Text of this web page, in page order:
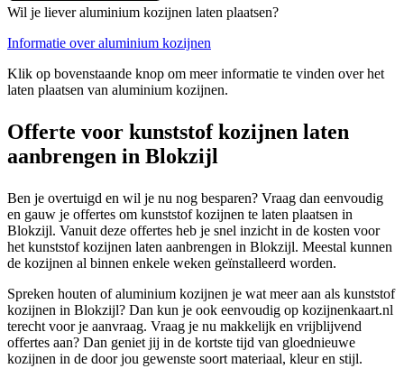
Wil je liever aluminium kozijnen laten plaatsen?
Informatie over aluminium kozijnen
Klik op bovenstaande knop om meer informatie te vinden over het
laten plaatsen van aluminium kozijnen.
Offerte voor kunststof kozijnen laten
aanbrengen in Blokzijl
Ben je overtuigd en wil je nu nog besparen? Vraag dan eenvoudig
en gauw je offertes om kunststof kozijnen te laten plaatsen in
Blokzijl. Vanuit deze offertes heb je snel inzicht in de kosten voor
het kunststof kozijnen laten aanbrengen in Blokzijl. Meestal kunnen
de kozijnen al binnen enkele weken geïnstalleerd worden.
Spreken houten of aluminium kozijnen je wat meer aan als kunststof
kozijnen in Blokzijl? Dan kun je ook eenvoudig op kozijnenkaart.nl
terecht voor je aanvraag. Vraag je nu makkelijk en vrijblijvend
offertes aan? Dan geniet jij in de kortste tijd van gloednieuwe
kozijnen in de door jou gewenste soort materiaal, kleur en stijl.